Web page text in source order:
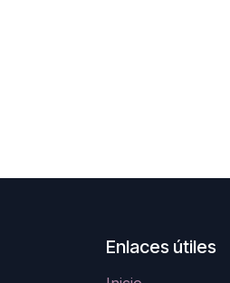
Enlaces útiles